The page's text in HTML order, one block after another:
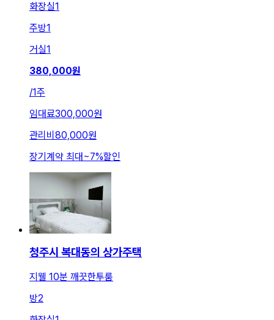
화장실1
주방1
거실1
380,000원
/1주
임대료300,000원
관리비 80,000원
장기계약 최대 ~7%할인
청주시 복대동의 상가주택
지웰 10분 깨끗한투룸
방2